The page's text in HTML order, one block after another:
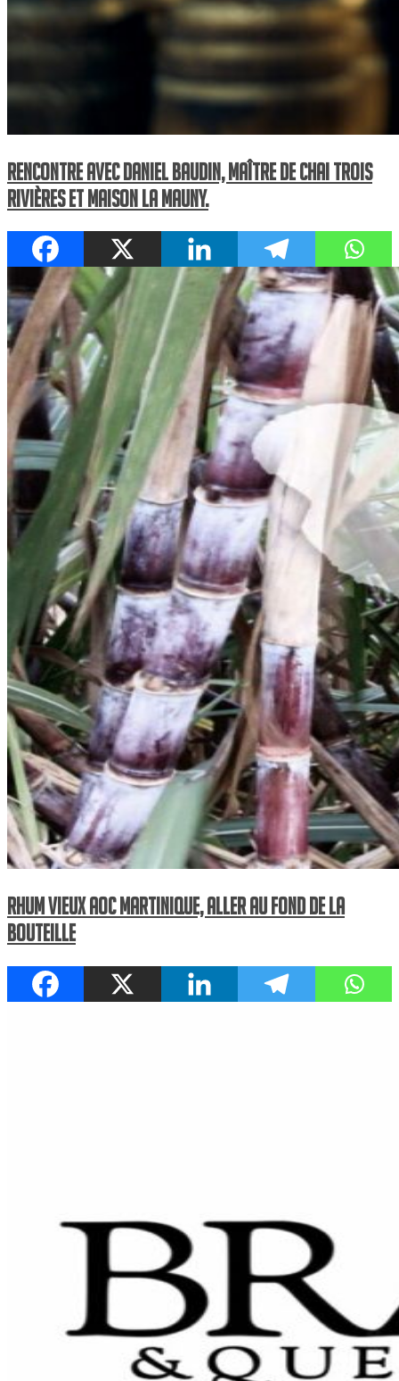
Rencontre avec Daniel Baudin, Maître de Chai Trois
Rivières et Maison La Mauny.
Rhum vieux AOC Martinique, aller au fond de la
bouteille